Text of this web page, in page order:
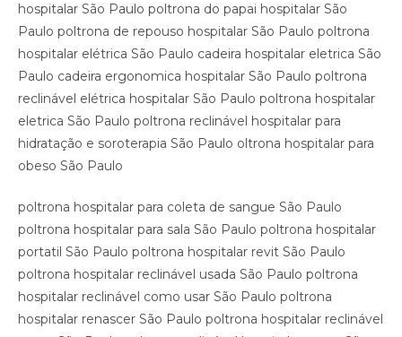
hospitalar São Paulo poltrona do papai hospitalar São
Paulo poltrona de repouso hospitalar São Paulo poltrona
hospitalar elétrica São Paulo cadeira hospitalar eletrica São
Paulo cadeira ergonomica hospitalar São Paulo poltrona
reclinável elétrica hospitalar São Paulo poltrona hospitalar
eletrica São Paulo poltrona reclinável hospitalar para
hidratação e soroterapia São Paulo oltrona hospitalar para
obeso São Paulo
poltrona hospitalar para coleta de sangue São Paulo
poltrona hospitalar para sala São Paulo poltrona hospitalar
portatil São Paulo poltrona hospitalar revit São Paulo
poltrona hospitalar reclinável usada São Paulo poltrona
hospitalar reclinável como usar São Paulo poltrona
hospitalar renascer São Paulo poltrona hospitalar reclinável